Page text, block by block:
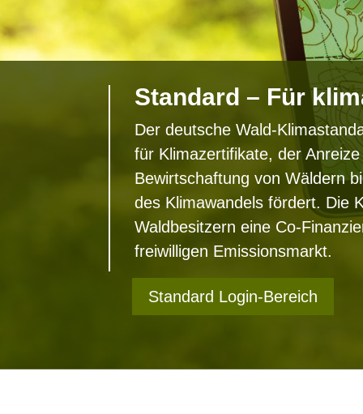
Standard – Für
Der deutsche Wald-
für Klimazertifikate, der
Bewirtschaftung von Wäldern
des Klimawandels fördert. Die
Waldbesitzern eine Co-
freiwilligen Emissionsmarkt.
Standard Login-Bereich